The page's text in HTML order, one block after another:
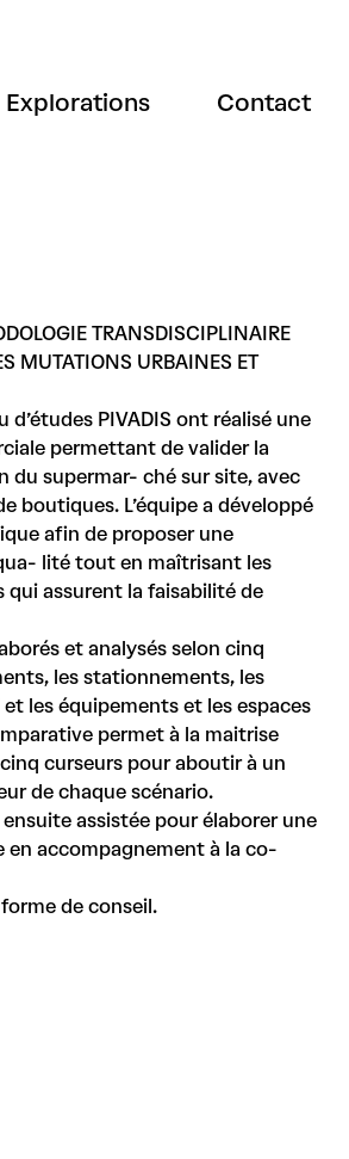
Explorations Contact
TRANSDISCIPLINAIRE
MUTATIONS URBAINES ET
d’études PIVADIS ont réalisé une
permettant de valider la
du supermar- ché sur site, avec
boutiques. L’équipe a développé
afin de proposer une
lité tout en maîtrisant les
qui assurent la faisabilité de
et analysés selon cinq
les stationnements, les
les équipements et les espaces
permet à la maitrise
curseurs pour aboutir à un
de chaque scénario.
ensuite assistée pour élaborer une
accompagnement à la co-
de conseil.